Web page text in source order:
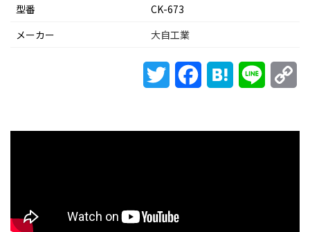
型番
‎CK-673
メーカー
大自工業
Twitter FacebookHatena Line